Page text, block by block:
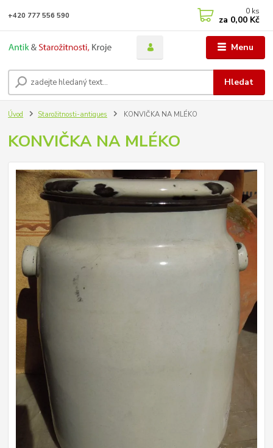
Menu
Hledat
+420 777 556 590 0 ks
za 0,00 Kč
Úvod Starožitnosti-antiques KONVIČKA NA MLÉKO
KONVIČKA NA MLÉKO